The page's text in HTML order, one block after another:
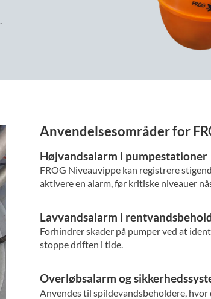
.
Anvendelsesområder for
Højvandsalarm i pumpestationer
FROG Niveauvippe kan registrere
aktivere en alarm, før kritiske niveauer
Lavvandsalarm i
Forhindrer skader på pumper ved at
stoppe driften i tide.
Overløbsalarm og
Anvendes til spildevandsbeholdere,